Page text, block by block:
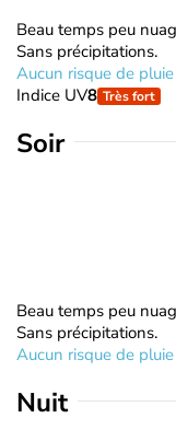
Beau temps peu
Sans précipitations.
Aucun risque de pluie
Indice UV8 Très fort
Soir
Beau temps peu
Sans précipitations.
Aucun risque de pluie
Nuit